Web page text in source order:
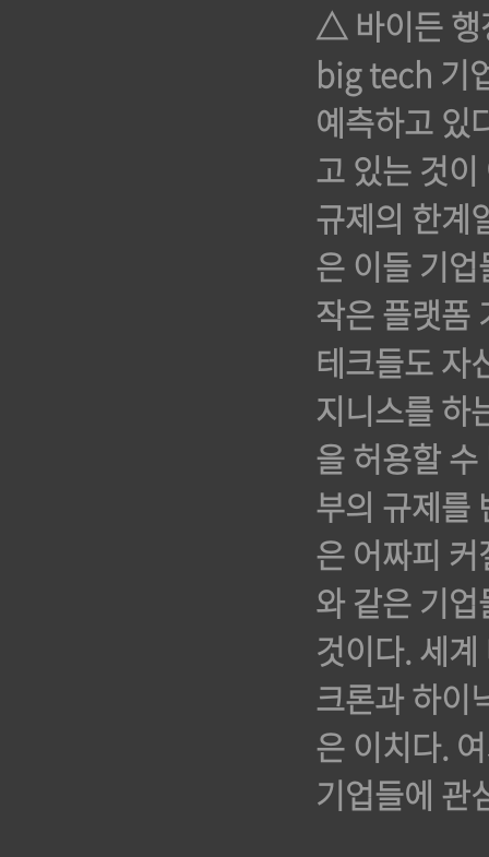
△ 바이든 행
big tech 기
예측하고 있
고 있는 것
규제의 한계
은 이들 기
작은 플랫폼
테크들도 자
지니스를 하
을 허용할
부의 규제를
은 어짜피
와 같은 기
것이다. 세
크론과 하이
은 이치다.
기업들에 관